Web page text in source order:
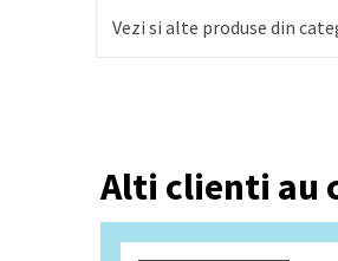
cacao): zahăr, unt de
Vezi si alte produse din
Alti clienti au